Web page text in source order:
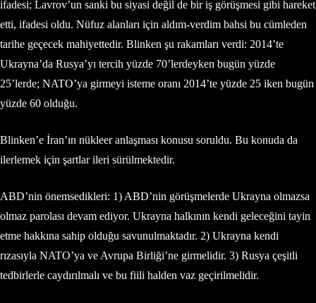
ifadesi; Lavrov’un sanki bu siyasi değil de bir iş görüşmesi gibi hareket
etti, ifadesi oldu. Nüfuz alanları için aldım-verdim bahsi bu cümleden
tarihe geçecek mahiyettedir. Blinken şu rakamları verdi: 2014’te
Ukrayna’da Rusya’yı tercih yüzde 70’lerdeyken bugün yüzde
25’lerde; NATO’ya girmeyi isteme oranı 2014’te yüzde 25 iken bugün
yüzde 60 olduğu.
Blinken’e İran’ın nükleer anlaşması konusu soruldu. Bu konuda da
ilerlemek için şartlar ileri sürülmektedir.
ABD’nin önemsedikleri: 1) ABD’nin görüşmelerde Ukrayna olmazsa
olmaz parolası devam ediyor. Ukrayna halkının kendi geleceğini tayin
etme hakkına sahip olduğu savunulmaktadır. 2) Ukrayna kendi
rızasıyla NATO’ya ve Avrupa Birliği’ne girmelidir. 3) Rusya çeşitli
tedbirlerle caydırılmalı ve bu fiili halden vaz geçirilmelidir.